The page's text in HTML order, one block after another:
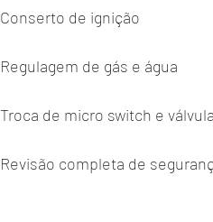
Conserto de ignição
Regulagem de gás e água
Troca de micro switch e
Revisão completa de